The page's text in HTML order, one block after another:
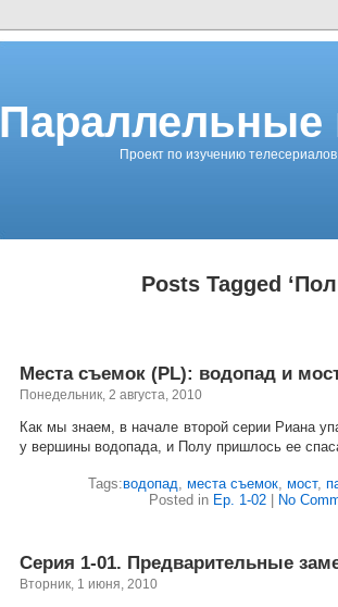
Проект по изучению
Posts Tagged
Места съемок (PL): водопад и
Понедельник, 2 августа, 2010
Как мы знаем, в начале второй серии Риана
у вершины водопада, и Полу пришлось ее
Tags:водопад, места съемок, мост,
Posted in Ep. 1-02| No
Серия 1-01. Предварительные
Вторник, 1 июня, 2010